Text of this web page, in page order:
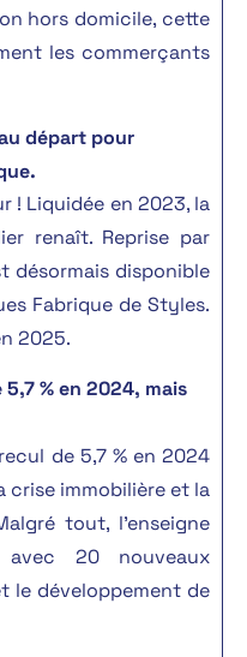
hors domicile, cette
les commerçants
départ pour
! Liquidée en 2023, la
renaît. Reprise par
désormais disponible
Fabrique de Styles.
2025.
% en 2024, mais
de 5,7 % en 2024
crise immobilière et la
tout, l’enseigne
avec 20 nouveaux
le développement de